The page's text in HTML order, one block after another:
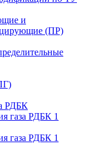
и
(ПР)
РДБК
газа РДБК 1
газа РДБК 1